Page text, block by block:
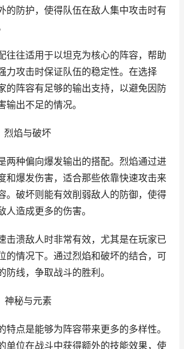
的防护，使得队伍在敌人集中攻击时有
往往适用于以坦克为核心的阵容，帮助
力攻击时保证队伍的稳定性。在选择
的阵容有足够的输出支持，以避免因防
输出不足的情况。
烈焰与破坏
两种偏向爆发输出的搭配。烈焰通过进
和爆发伤害，适合那些依靠快速攻击来
。破坏则能有效削弱敌人的防御，使得
人造成更多的伤害。
击溃敌人时非常有效，尤其是在玩家已
的情况下。通过烈焰和破坏的结合，可
防线，争取战斗的胜利。
神秘与元素
特点是能够为阵容带来更多的多样性。
单位在战斗中获得额外的技能效果，使